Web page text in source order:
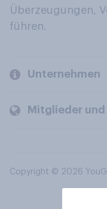
Überzeugungen,
führen.
Unternehmen
Mitglieder und
Copyright © 2026